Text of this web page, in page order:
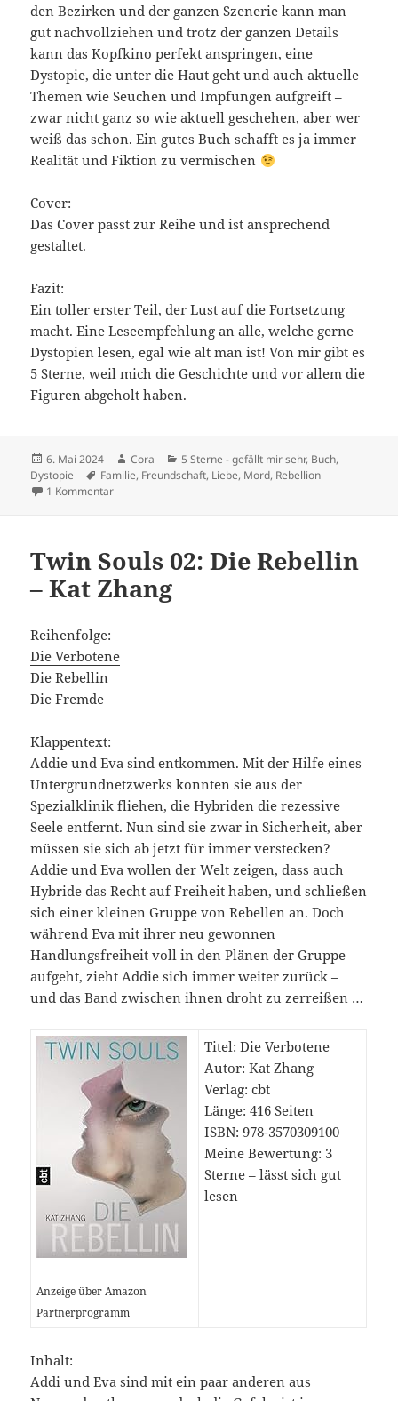
den Bezirken und der ganzen Szenerie kann man
gut nachvollziehen und trotz der ganzen Details
kann das Kopfkino perfekt anspringen, eine
Dystopie, die unter die Haut geht und auch aktuelle
Themen wie Seuchen und Impfungen aufgreift –
zwar nicht ganz so wie aktuell geschehen, aber wer
weiß das schon. Ein gutes Buch schafft es ja immer
Realität und Fiktion zu vermischen
Cover:
Das Cover passt zur Reihe und ist ansprechend
gestaltet.
Fazit:
Ein toller erster Teil, der Lust auf die Fortsetzung
macht. Eine Leseempfehlung an alle, welche gerne
Dystopien lesen, egal wie alt man ist! Von mir gibt es
5 Sterne, weil mich die Geschichte und vor allem die
Figuren abgeholt haben.
Veröffentlicht
am
6. Mai 2024 Autor
Cora Kategorien
5 Sterne - gefällt mir sehr, Buch,
Dystopie
Schlagwörter
Familie, Freundschaft, Liebe, Mord, Rebellion
1 Kommentarzu Legend 01 – Fallender Himmel – Marie Lu
Twin Souls 02: Die Rebellin
– Kat Zhang
Reihenfolge:
Die Verbotene
Die Rebellin
Die Fremde
Klappentext:
Addie und Eva sind entkommen. Mit der Hilfe eines
Untergrundnetzwerks konnten sie aus der
Spezialklinik fliehen, die Hybriden die rezessive
Seele entfernt. Nun sind sie zwar in Sicherheit, aber
müssen sie sich ab jetzt für immer verstecken?
Addie und Eva wollen der Welt zeigen, dass auch
Hybride das Recht auf Freiheit haben, und schließen
sich einer kleinen Gruppe von Rebellen an. Doch
während Eva mit ihrer neu gewonnen
Handlungsfreiheit voll in den Plänen der Gruppe
aufgeht, zieht Addie sich immer weiter zurück –
und das Band zwischen ihnen droht zu zerreißen …
Anzeige über Amazon
Partnerprogramm
Titel: Die Verbotene
Autor: Kat Zhang
Verlag: cbt
Länge: 416 Seiten
ISBN: 978-3570309100
Meine Bewertung: 3
Sterne – lässt sich gut
lesen
Inhalt:
Addi und Eva sind mit ein paar anderen aus